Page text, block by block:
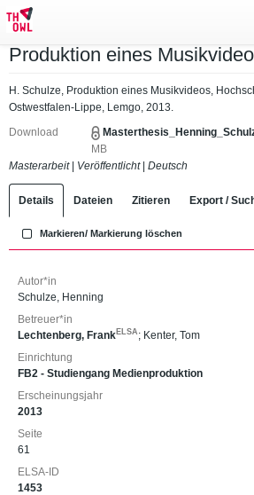
Produktion eines
H. Schulze, Produktion eines Musikvideos,
Ostwestfalen-Lippe, Lemgo, 2013.
Download
MB
Masterarbeit| Veröffentlicht| Deutsch
Details Dateien Zitieren Export /
Markieren/ Markierung löschen
Autor*in
Schulze, Henning
Betreuer*in
Lechtenberg, Frank ELSA ; Kenter, Tom
Einrichtung
FB2 - Studiengang Medienproduktion
Erscheinungsjahr
2013
Seite
61
ELSA-ID
1453